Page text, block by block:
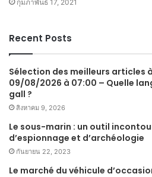
กุมภาพันธ์ 17, 2021
Recent Posts
Sélection des meilleurs articles
09/08/2026 à 07:00 – Quelle
gall ?
สิงหาคม 9, 2026
Le sous-marin : un outil
d’espionnage et d’archéologie
กันยายน 22, 2023
Le marché du véhicule